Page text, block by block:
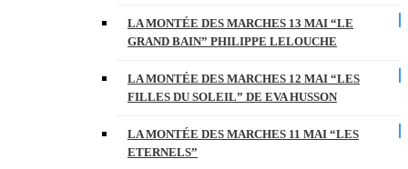
LA MONTÉE DES MARCHES 13 MAI “LE
GRAND BAIN” PHILIPPE LELOUCHE
LA MONTÉE DES MARCHES 12 MAI “LES
FILLES DU SOLEIL” DE EVA HUSSON
LA MONTÉE DES MARCHES 11 MAI “LES
ETERNELS”